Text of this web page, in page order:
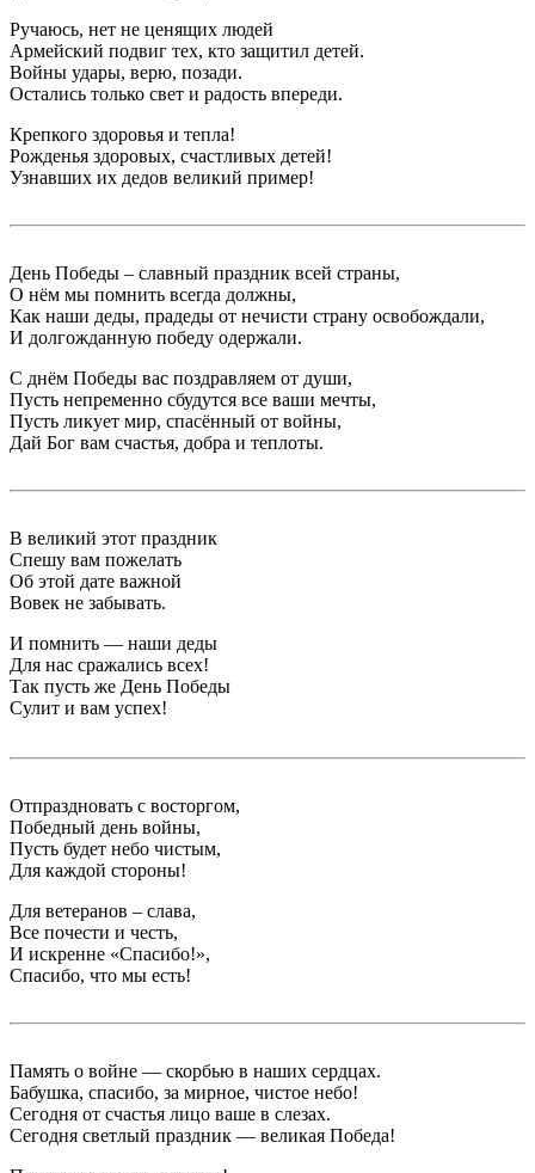
Ручаюсь, нет не ценящих людей
Армейский подвиг тех, кто защитил детей.
Войны удары, верю, позади.
Остались только свет и радость впереди.
Крепкого здоровья и тепла!
Рожденья здоровых, счастливых детей!
Узнавших их дедов великий пример!
День Победы – славный праздник всей страны,
О нём мы помнить всегда должны,
Как наши деды, прадеды от нечисти страну освобождали,
И долгожданную победу одержали.
С днём Победы вас поздравляем от души,
Пусть непременно сбудутся все ваши мечты,
Пусть ликует мир, спасённый от войны,
Дай Бог вам счастья, добра и теплоты.
В великий этот праздник
Спешу вам пожелать
Об этой дате важной
Вовек не забывать.
И помнить — наши деды
Для нас сражались всех!
Так пусть же День Победы
Сулит и вам успех!
Отпраздновать с восторгом,
Победный день войны,
Пусть будет небо чистым,
Для каждой стороны!
Для ветеранов – слава,
Все почести и честь,
И искренне «Спасибо!»,
Спасибо, что мы есть!
Память о войне — скорбью в наших сердцах.
Бабушка, спасибо, за мирное, чистое небо!
Сегодня от счастья лицо ваше в слезах.
Сегодня светлый праздник — великая Победа!